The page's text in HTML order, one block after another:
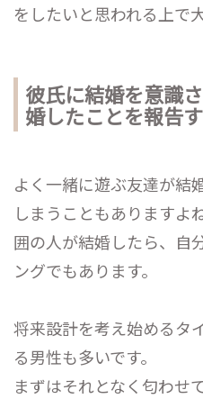
をしたいと思われる上で
彼氏に結婚を意識
婚したことを報告
よく一緒に遊ぶ友達が結
しまうこともありますよ
囲の人が結婚したら、自
ングでもあります。
将来設計を考え始めるタ
る男性も多いです。
まずはそれとなく匂わせ